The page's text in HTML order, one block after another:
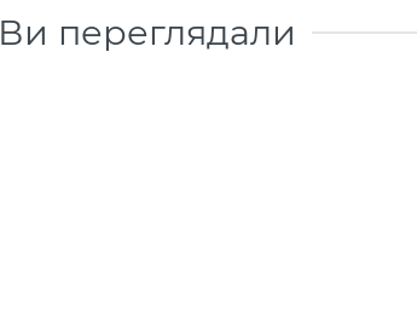
Ви переглядали